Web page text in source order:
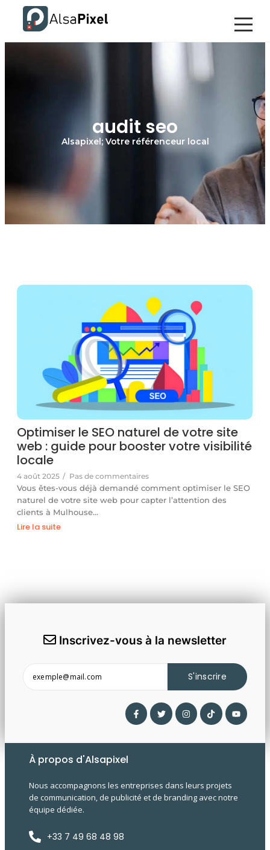
audit seo
Alsapixel; Votre référenceur local
Optimiser le SEO naturel de votre site
web : guide pour booster votre visibilité
locale
4 août 2025 / Pas de commentaires
Vous êtes-vous déjà demandé comment optimiser le SEO
naturel de votre site web pour capter l’attention des
clients à Mulhouse…
Lire la suite
Inscrivez-vous à la newsletter
S'inscrire
À propos d'Alsapixel
Nous accompagnons les entreprises dans leurs projets
de communication, de publicité et de branding avec notre
équipe dédiée.
+33 7 49 68 48 98